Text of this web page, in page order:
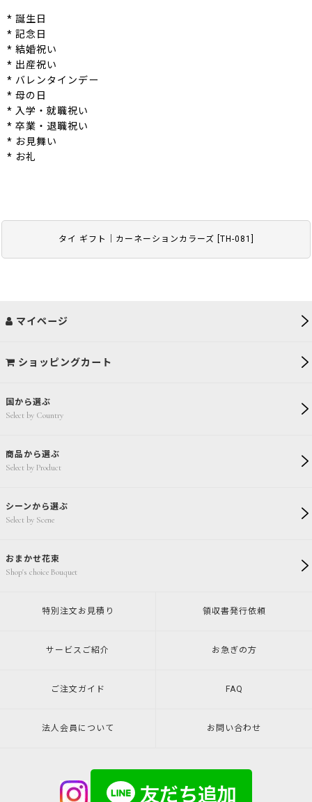
タイ ギフト｜カーネーションカラーズ TH-081
* 誕生日
* 記念日
* 結婚祝い
* 出産祝い
* バレンタインデー
* 母の日
* 入学・就職祝い
* 卒業・退職祝い
* お見舞い
* お礼
国から選ぶ
Select by Country
商品から選ぶ
Select by Product
シーンから選ぶ
Select by Scene
おまかせ花束
Shop's choice Bouquet
マイページ
ショッピングカート
特別注文 お見積り 領収書発行依頼
サービスご紹介 お急ぎの方
ご注文ガイド FAQ
法人会員について お問い合わせ